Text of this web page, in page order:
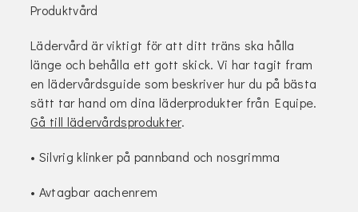
Produktvård
Lädervård är viktigt för att ditt träns ska hålla
länge och behålla ett gott skick. Vi har tagit fram
en lädervårdsguide som beskriver hur du på bästa
sätt tar hand om dina läderprodukter från Equipe.
Gå till lädervårdsprodukter.
• Silvrig klinker på pannband och nosgrimma
• Avtagbar aachenrem